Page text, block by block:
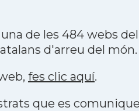
de les 484 webs
d'arreu del món.
fes clic aquí.
que es